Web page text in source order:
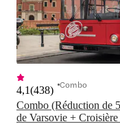
Combo (Réduction de
de Varsovie +
4,1(438) Combo